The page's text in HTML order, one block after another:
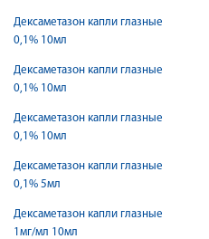
Дексаметазон капли глазные
0,1% 10мл
Дексаметазон капли глазные
0,1% 10мл
Дексаметазон капли глазные
0,1% 10мл
Дексаметазон капли глазные
0,1% 5мл
Дексаметазон капли глазные
1мг/мл 10мл